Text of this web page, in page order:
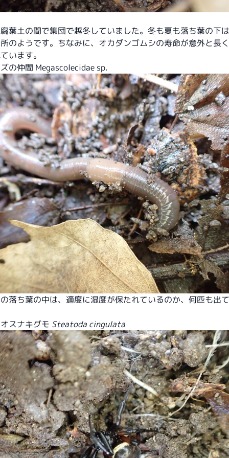
葉土の間で集団で越冬していました。冬も夏も落ち葉の下
のようです。ちなみに、オカダンゴムシの寿命が意外と長
います。
の仲間 Megascolecidae sp.
落ち葉の中は、適度に湿度が保たれているのか、何匹も出
スナキグモ Steatoda cingulata